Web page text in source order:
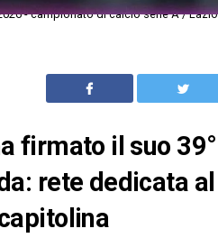
- campionato di calcio serie A /
firmato il suo
rete dedicata